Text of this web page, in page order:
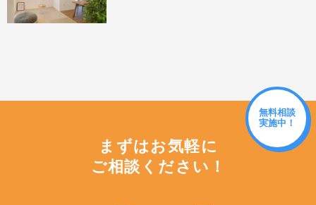
無料相談
実施中！
まずはお気軽に
ご相談ください！